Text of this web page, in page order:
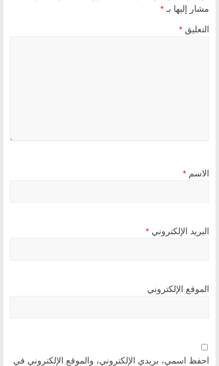
مشار إليها بـ *
التعليق *
الاسم *
البريد الإلكتروني *
الموقع الإلكتروني
احفظ اسمي، بريدي الإلكتروني، والموقع الإلكتروني في